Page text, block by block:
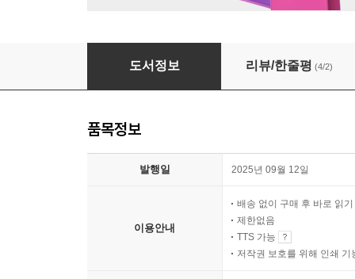
도서정보 리뷰/한줄평 (4/2)
품목정보
발행일 2025년 09월 12일
이용안내
배송 없이 구매 후 바로 읽기
제한없음
TTS 가능
저작권 보호를 위해 인쇄 기